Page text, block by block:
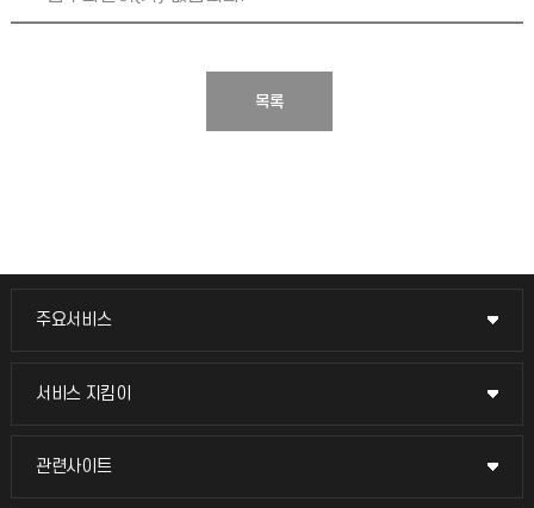
목록
주요서비스
주요서비스
교무회의방송
서비스 지킴이
서비스 지킴이
묻고 답하기
관련사이트
관련사이트